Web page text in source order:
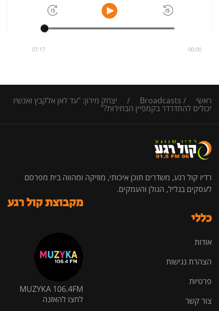
00:00
07:17
ראשי /
Broadcasts
/ יצחק מירון: "עד לאן אלקבץ ואנשיו
יכולים להתדרדר בקמפיין הבחירות?"
רדיו קול רגע, משדרים תוכן איכותי, מוזיקה ומהווה בית מפרסם
לעסקים בגליל, הגולן והעמקים.
כללי
אודות
הצהרת נגישות
פרטיות
צור קשר
מקבוצת קול רגע
MUZYKA 106.4FM
לחצו להאזנה